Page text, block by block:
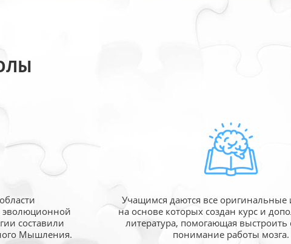
эволюционной
составили
Мышления.
Учащимся даются все оригинальные
на основе которых создан курс и
литература, помогающая выстроить
понимание работы мозга.